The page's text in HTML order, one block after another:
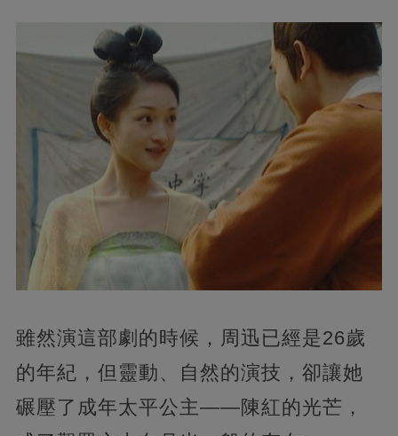
雖然演這部劇的時候，周迅已經是26歲
的年紀，但靈動、自然的演技，卻讓她
碾壓了成年太平公主——陳紅的光芒，